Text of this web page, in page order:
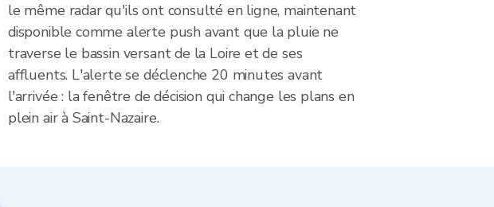
le même radar qu'ils ont consulté en ligne, maintenant
disponible comme alerte push avant que la pluie ne
traverse le bassin versant de la Loire et de ses
affluents. L'alerte se déclenche 20 minutes avant
l'arrivée : la fenêtre de décision qui change les plans en
plein air à Saint-Nazaire.